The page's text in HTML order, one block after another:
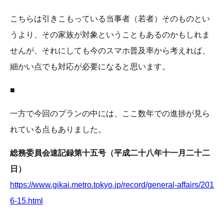
こちらは引きこもっている当事者（若者）そのものとい
うより、その家族が対象ということもあるのかもしれま
せんが、それにしても今のスマホ普及率から考えれば、
細かい点でも対応が必要になると思います。
■
一方で今回のプランの中には、ここ数年での進捗が見ら
れている点もありました。
総務委員会速記録第十五号（平成二十八年十一月二十二
日）
https://www.gikai.metro.tokyo.jp/record/general-affairs/201
6-15.html